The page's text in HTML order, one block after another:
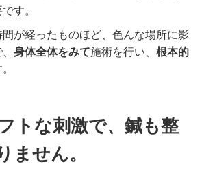
す。
が経ったものほど、色んな場所に影
、身体全体をみて施術を行い、根本的
トな刺激で、鍼も整
ません。